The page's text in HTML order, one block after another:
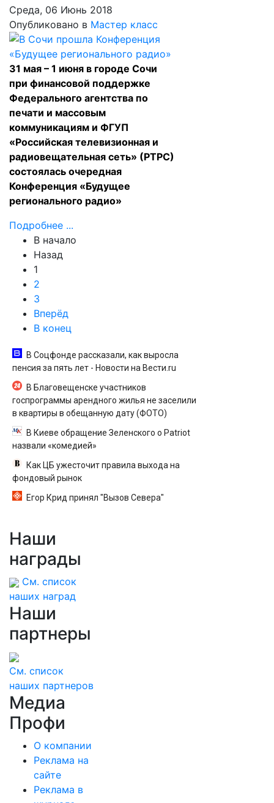
Среда, 06 Июнь 2018
Опубликовано в Мастер класс
31 мая – 1 июня в городе Сочи
при финансовой поддержке
Федерального агентства по
печати и массовым
коммуникациям и ФГУП
«Российская телевизионная и
радиовещательная сеть» (РТРС)
состоялась очередная
Конференция «Будущее
регионального радио»
Подробнее ...
В начало
Назад
1
2
3
Вперёд
В конец
В Соцфонде рассказали, как выросла
пенсия за пять лет - Новости на Вести.ru
В Благовещенске участников
госпрограммы арендного жилья не заселили
в квартиры в обещанную дату (ФОТО)
В Киеве обращение Зеленского о Patriot
назвали «комедией»
Как ЦБ ужесточит правила выхода на
фондовый рынок
Егор Крид принял "Вызов Севера"
Наши
награды
См. список
наших наград
Наши
партнеры
См. список
наших партнеров
Медиа
Профи
О компании
Реклама на
сайте
Реклама в